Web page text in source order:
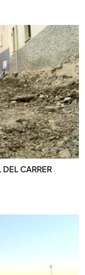
CARRER